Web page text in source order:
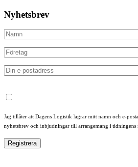
Nyhetsbrev
Jag tillåter att Dagens Logistik lagrar mitt namn och e-
nyhetsbrev och inbjudningar till arrangemang i tidningens